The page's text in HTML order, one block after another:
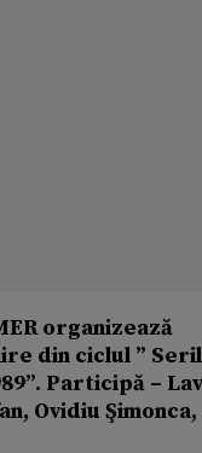
organizează
din ciclul ”
Participă –
Ovidiu Şimonca,